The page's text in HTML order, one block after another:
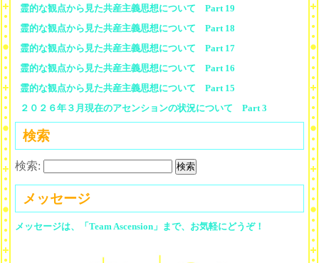
霊的な観点から見た共産主義思想について Part 19
霊的な観点から見た共産主義思想について Part 18
霊的な観点から見た共産主義思想について Part 17
霊的な観点から見た共産主義思想について Part 16
霊的な観点から見た共産主義思想について Part 15
２０２６年３月現在のアセンションの状況について Part 3
検索
検索:
メッセージ
メッセージは、「Team Ascension」まで、お気軽にどうぞ！